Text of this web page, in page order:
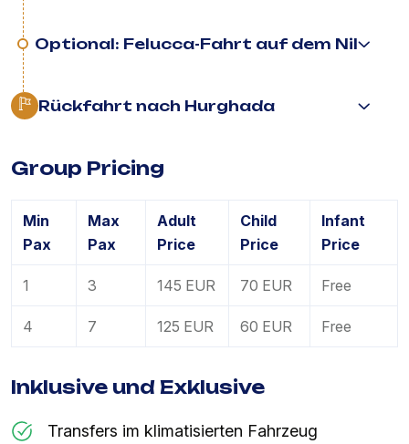
Optional: Felucca-Fahrt auf dem Nil
Rückfahrt nach Hurghada
Group Pricing
Min
Pax
Max
Pax
Adult
Price
Child
Price
Infant
Price
1 3 145 EUR 70 EUR Free
4 7 125 EUR 60 EUR Free
Inklusive und Exklusive
Transfers im klimatisierten Fahrzeug